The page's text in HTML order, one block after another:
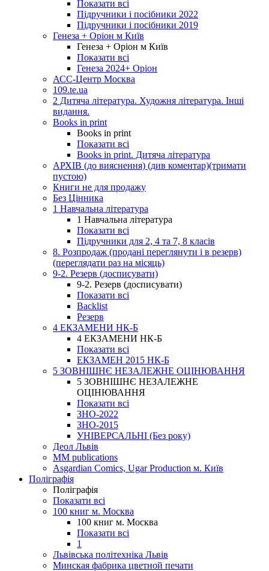
Показати всі
Підручники і посібники 2022
Підручники і посібники 2019
Генеза + Оріон м Київ
Генеза + Оріон м Київ
Показати всі
Генеза 2024+ Оріон
АСС-Центр Москва
109.te.ua
2 Дитяча література. Художня література. Інші
видання.
Books in print
Books in print
Показати всі
Books in print. Дитяча література
АРХІВ (до вияснення) (див коментар)(тримати
пустою)
Книги не для продажу
Без Цінника
1 Навчальна література
1 Навчальна література
Показати всі
Підручники для 2, 4 та 7, 8 класів
8. Розпродаж (продані переглянути і в резерв)
(переглядати раз на місяць)
9-2. Резерв (досписувати)
9-2. Резерв (досписувати)
Показати всі
Backlist
Резерв
4 ЕКЗАМЕНИ НК-Б
4 ЕКЗАМЕНИ НК-Б
Показати всі
ЕКЗАМЕН 2015 НК-Б
5 ЗОВНІШНЄ НЕЗАЛЕЖНЕ ОЦІНЮВАННЯ
5 ЗОВНІШНЄ НЕЗАЛЕЖНЕ
ОЦІНЮВАННЯ
Показати всі
ЗНО-2022
ЗНО-2015
УНІВЕРСАЛЬНІ (Без року)
Деол Львів
MM publications
Asgardian Comics, Ugar Production м. Київ
Поліграфія
Поліграфія
Показати всі
100 книг м. Москва
100 книг м. Москва
Показати всі
1
Львівська політехніка Львів
Минская фабрика цветной печати